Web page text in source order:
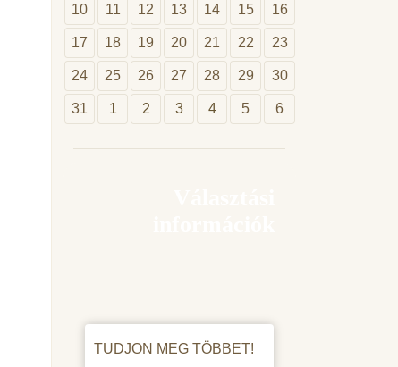
10 11 12 13 14 15 16
17 18 19 20 21 22 23
24 25 26 27 28 29 30
31 1 2 3 4 5 6
TUDJON MEG TÖBBET!